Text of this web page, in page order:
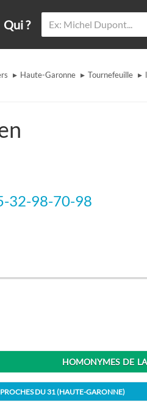
Qui ?
▸ Haute-Garonne ▸ Tournefeuille ▸ l
32-98-70-98
HOMONYMES DE
DU31 (HAUTE-GARONNE)